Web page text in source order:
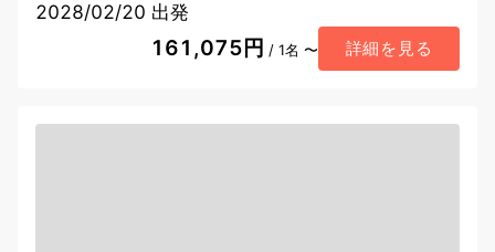
2028/02/20 出発
161,075円 / 1名 〜 詳細を見る